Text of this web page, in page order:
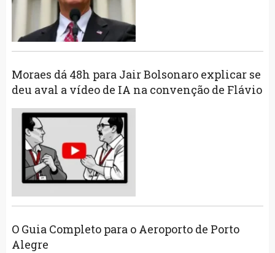
Moraes dá 48h para Jair Bolsonaro explicar se
deu aval a vídeo de IA na convenção de Flávio
O Guia Completo para o Aeroporto de Porto
Alegre